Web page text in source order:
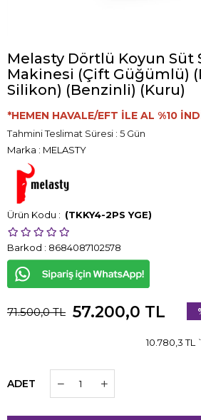
Melasty Dörtlü Koyun Süt
Makinesi (Çift Güğümlü)
Silikon) (Benzinli) (Kuru)
*HEMEN HAVALE/EFT İLE AL %10
Tahmini Teslimat Süresi : 5 Gün
Marka : MELASTY
(TKKY4-2PS YGE)
Barkod : 8684087102578
71.500,0 TL 57.200,0 TL
10.780,3 TL
ADET